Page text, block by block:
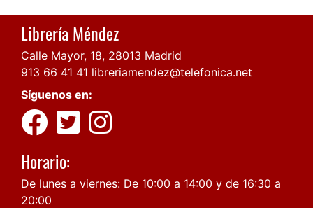
Librería Méndez
Calle Mayor, 18, 28013 Madrid
913 66 41 41 libreriamendez@telefonica.net
Síguenos en:
Horario:
De lunes a viernes: De 10:00 a 14:00 y de 16:30 a
20:00